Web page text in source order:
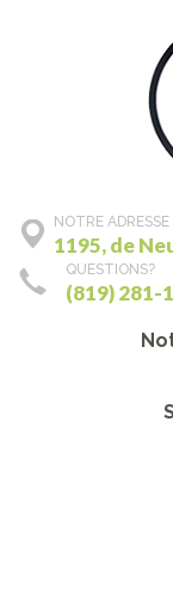
NOTRE ADRESSE
1195, de
QUESTIONS?
(819) 281-